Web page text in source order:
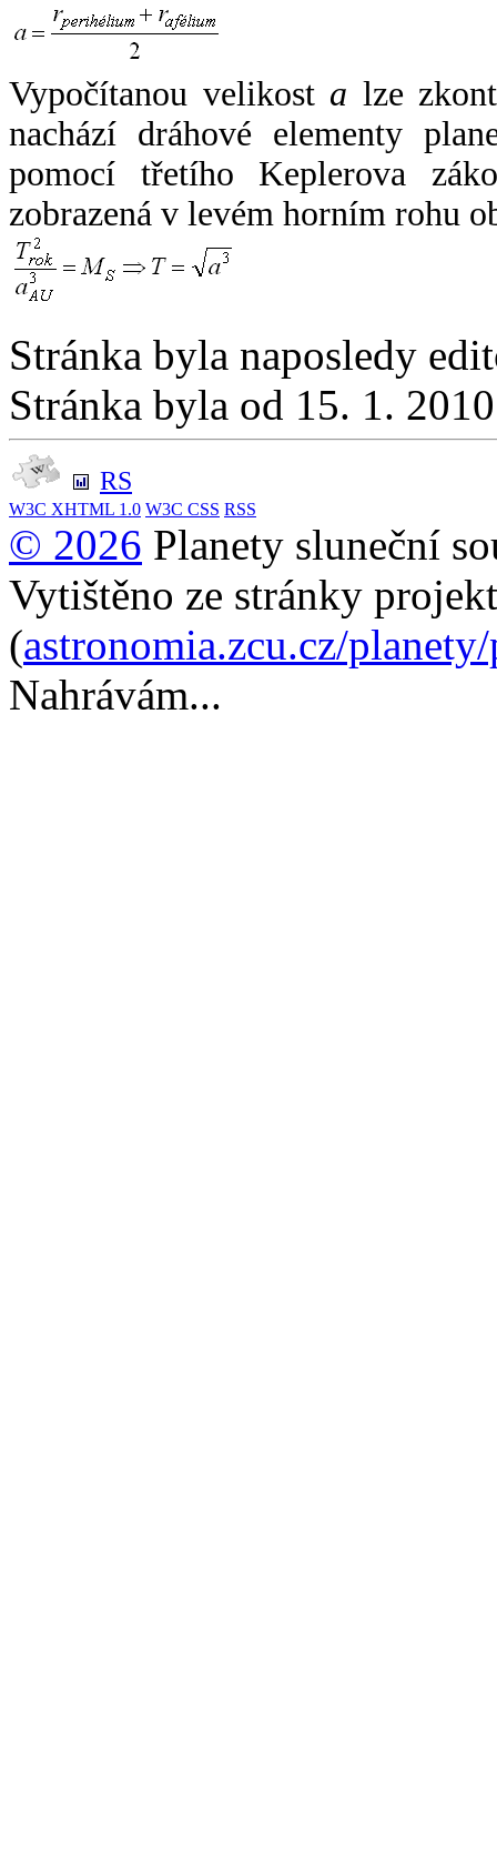
Vypočítanou velikost a lze
nachází dráhové elementy
pomocí třetího Keplerova
zobrazená v levém horním rohu
Stránka byla naposledy
Stránka byla od 15. 1.
RS
W3C XHTML 1.0 W3C CSS RSS
© 2026 Planety sluneční
Vytištěno ze stránky
(astronomia.zcu.cz/
Nahrávám...